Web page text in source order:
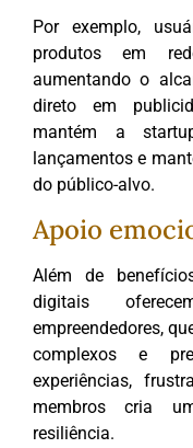
Por exemplo,
produtos em
aumentando o
direto em
mantém a
lançamentos e
do público-alvo.
Apoio
Além de
digitais
empreendedores,
complexos e
experiências,
membros cria
resiliência.